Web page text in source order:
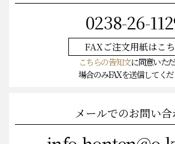
0238-26-
FAXご注文用紙はこ
こちらの告知文に同意いた
場合のみFAXを送信してくだ
メールでのお問い